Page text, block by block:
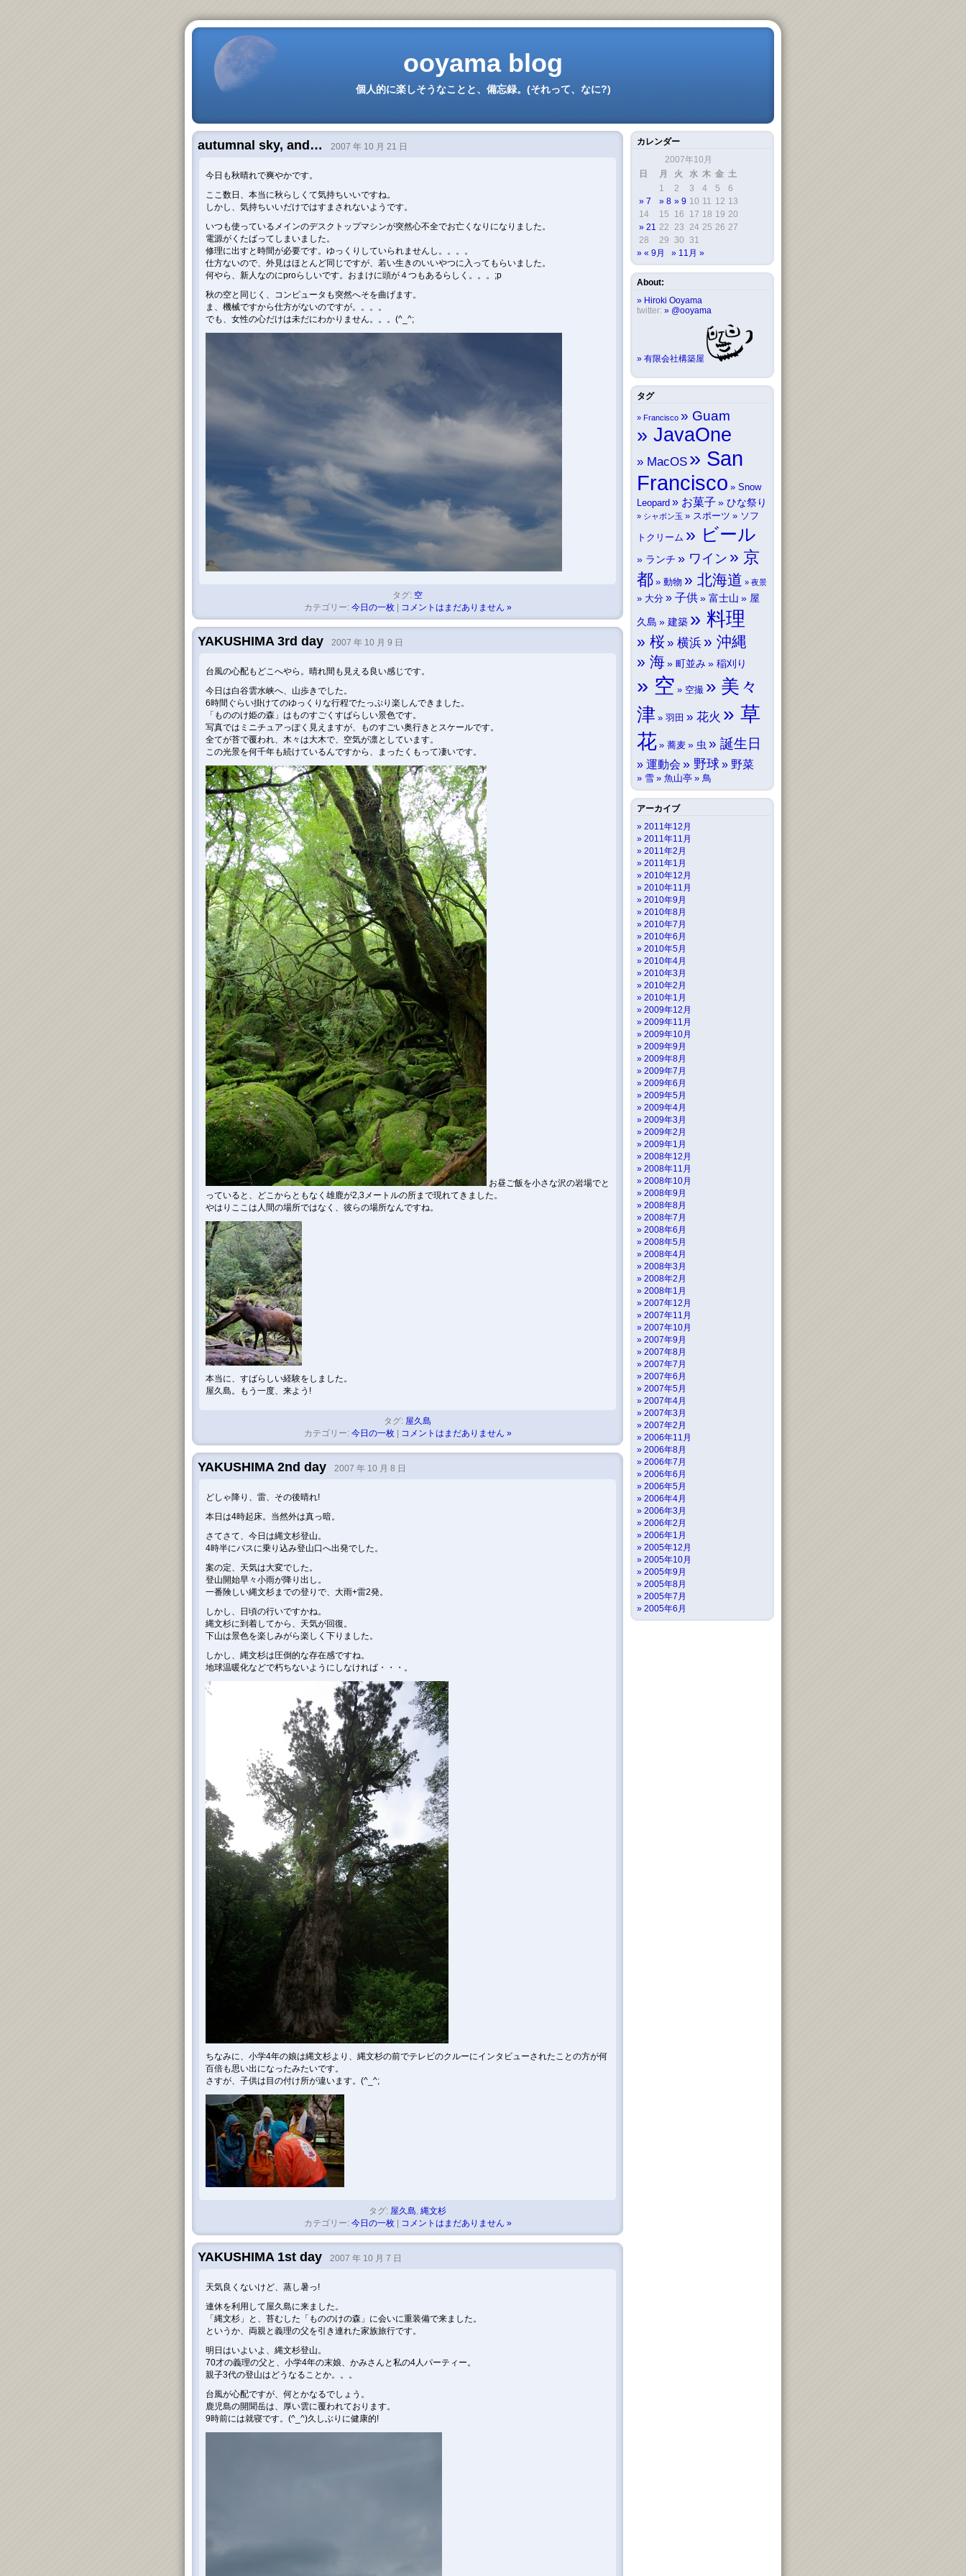
ooyama blog
個人的に楽しそうなことと、備忘録。(それって、なに?)
autumnal sky, and… 2007 年 10 月 21 日
今日も秋晴れで爽やかです。
ここ数日、本当に秋らしくて気持ちいいですね。
しかし、気持ちいいだけではすまされないようです。
いつも使っているメインのデスクトップマシンが突然心不全でお亡くなりになりました。
電源がくたばってしまいました。
修理に出すと時間が必要です。ゆっくりしていられませんし。。。。
仕方ないので、外見はほとんど同じですが、若い生きのいいやつに入ってもらいました。
何やら、新人なのにproらしいです。おまけに頭が４つもあるらしく。。。;p
秋の空と同じく、コンピュータも突然へそを曲げます。
ま、機械ですから仕方がないのですが。。。。
でも、女性の心だけは未だにわかりません。。。(^_^;
タグ: 空
カテゴリー: 今日の一枚| コメントはまだありません »
YAKUSHIMA 3rd day 2007 年 10 月 9 日
台風の心配もどこへやら。晴れ間も見える良い感じです。
今日は白谷雲水峡へ、山歩きでした。
6時間ぐらい掛けてのゆっくりな行程でたっぷり楽しんできました。
「もののけ姫の森」はものすごくすばらしい景色です。
写真ではミニチュアっぽく見えますが、ものすごい奥行きとスケールです。
全てが苔で覆われ、木々は大木で、空気が凛としています。
この光景を何千年も続けているんですから、まったくもって凄いです。
お昼ご飯を小さな沢の岩場でと
っていると、どこからともなく雄鹿が2,3メートルの所まで現れてきました。
やはりここは人間の場所ではなく、彼らの場所なんですね。
本当に、すばらしい経験をしました。
屋久島。もう一度、来よう!
タグ: 屋久島
カテゴリー: 今日の一枚| コメントはまだありません »
YAKUSHIMA 2nd day 2007 年 10 月 8 日
どしゃ降り、雷、その後晴れ!
本日は4時起床。当然外は真っ暗。
さてさて、今日は縄文杉登山。
4時半にバスに乗り込み登山口へ出発でした。
案の定、天気は大変でした。
登山開始早々小雨が降り出し。
一番険しい縄文杉までの登りで、大雨+雷2発。
しかし、日頃の行いですかね。
縄文杉に到着してから、天気が回復。
下山は景色を楽しみがら楽しく下りました。
しかし、縄文杉は圧倒的な存在感ですね。
地球温暖化などで朽ちないようにしなければ・・・。
ちなみに、小学4年の娘は縄文杉より、縄文杉の前でテレビのクルーにインタビューされたことの方が何
百倍も思い出になったみたいです。
さすが、子供は目の付け所が違います。(^_^;
タグ: 屋久島, 縄文杉
カテゴリー: 今日の一枚| コメントはまだありません »
YAKUSHIMA 1st day 2007 年 10 月 7 日
天気良くないけど、蒸し暑っ!
連休を利用して屋久島に来ました。
「縄文杉」と、苔むした「もののけの森」に会いに重装備で来ました。
というか、両親と義理の父を引き連れた家族旅行です。
明日はいよいよ、縄文杉登山。
70才の義理の父と、小学4年の末娘、かみさんと私の4人パーティー。
親子3代の登山はどうなることか。。。
台風が心配ですが、何とかなるでしょう。
鹿児島の開聞岳は、厚い雲に覆われております。
9時前には就寝です。(^_^)久しぶりに健康的!
カレンダー
2007年10月
日
月 火 水 木 金 土
1
2 3 4 5
6
7
8 9 10 11 12 13
14
15 16 17 18 19 20
21 22 23 24 25 26 27
28
29 30 31
« 9月
11月 »
About:
Hiroki Ooyama
twitter:
@ooyama
有限会社構築屋
タグ
Francisco Guam
JavaOne
MacOS
San
Francisco
Snow
Leopard
お菓子 ひな祭り
シャボン玉 スポーツ ソフ
トクリーム ビール
ランチ ワイン
京
都
動物 北海道 夜景
大分 子供 富士山 屋
久島 建築 料理
桜 横浜
沖縄
海
町並み 稲刈り
空 空撮
美々
津
羽田 花火
草
花
蕎麦 虫 誕生日
運動会 野球 野菜
雪 魚山亭 鳥
アーカイブ
2011年12月
2011年11月
2011年2月
2011年1月
2010年12月
2010年11月
2010年9月
2010年8月
2010年7月
2010年6月
2010年5月
2010年4月
2010年3月
2010年2月
2010年1月
2009年12月
2009年11月
2009年10月
2009年9月
2009年8月
2009年7月
2009年6月
2009年5月
2009年4月
2009年3月
2009年2月
2009年1月
2008年12月
2008年11月
2008年10月
2008年9月
2008年8月
2008年7月
2008年6月
2008年5月
2008年4月
2008年3月
2008年2月
2008年1月
2007年12月
2007年11月
2007年10月
2007年9月
2007年8月
2007年7月
2007年6月
2007年5月
2007年4月
2007年3月
2007年2月
2006年11月
2006年8月
2006年7月
2006年6月
2006年5月
2006年4月
2006年3月
2006年2月
2006年1月
2005年12月
2005年10月
2005年9月
2005年8月
2005年7月
2005年6月